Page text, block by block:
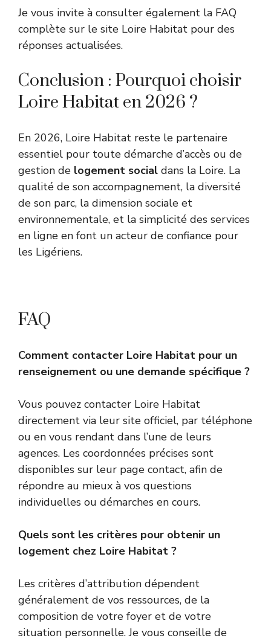
Je vous invite à consulter également la FAQ
complète sur le site Loire Habitat pour des
réponses actualisées.
Conclusion : Pourquoi choisir
Loire Habitat en 2026 ?
En 2026, Loire Habitat reste le partenaire
essentiel pour toute démarche d’accès ou de
gestion de logement social dans la Loire. La
qualité de son accompagnement, la diversité
de son parc, la dimension sociale et
environnementale, et la simplicité des services
en ligne en font un acteur de confiance pour
les Ligériens.
FAQ
Comment contacter Loire Habitat pour un
renseignement ou une demande spécifique ?
Vous pouvez contacter Loire Habitat
directement via leur site officiel, par téléphone
ou en vous rendant dans l’une de leurs
agences. Les coordonnées précises sont
disponibles sur leur page contact, afin de
répondre au mieux à vos questions
individuelles ou démarches en cours.
Quels sont les critères pour obtenir un
logement chez Loire Habitat ?
Les critères d’attribution dépendent
généralement de vos ressources, de la
composition de votre foyer et de votre
situation personnelle. Je vous conseille de